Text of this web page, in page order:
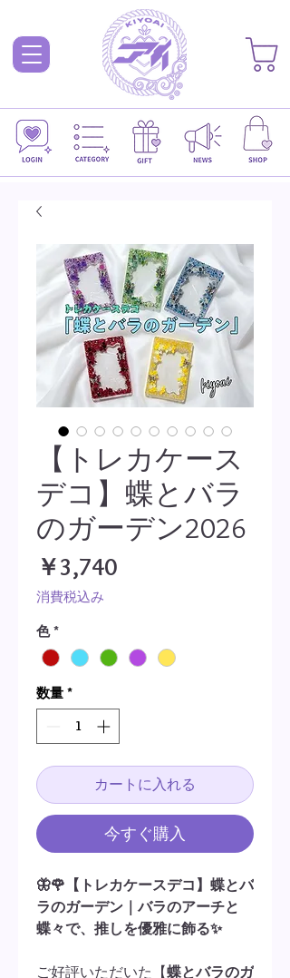
【トレカケース
デコ】蝶とバラ
のガーデン2026
￥3,740価
消費税込み
色 *
数量 *
カートに入れる
今すぐ購入
🦋🌹【トレカケースデコ】蝶とバ
ラのガーデン｜バラのアーチと
蝶々で、推しを優雅に飾る✨
ご好評いただいた【蝶とバラのガ